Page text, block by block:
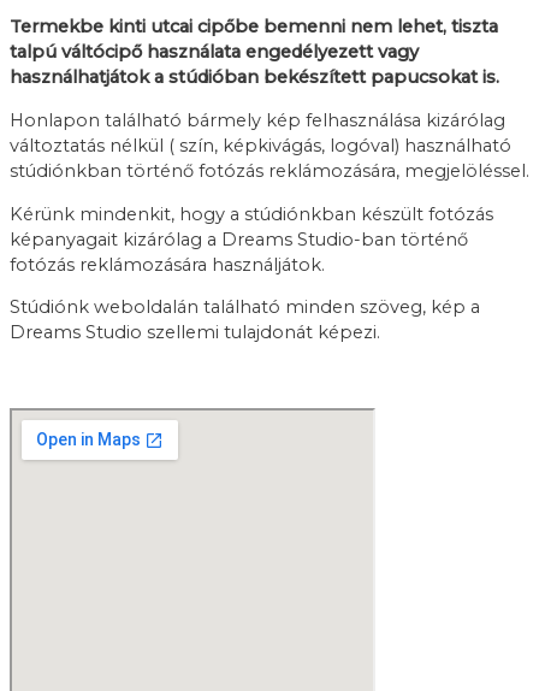
Termekbe kinti utcai cipőbe bemenni nem lehet, tiszta
talpú váltócipő használata engedélyezett vagy
használhatjátok a stúdióban bekészített papucsokat is.
Honlapon található bármely kép felhasználása kizárólag
változtatás nélkül ( szín, képkivágás, logóval) használható
stúdiónkban történő fotózás reklámozására, megjelöléssel.
Kérünk mindenkit, hogy a stúdiónkban készült fotózás
képanyagait kizárólag a Dreams Studio-ban történő
fotózás reklámozására használjátok.
Stúdiónk weboldalán található minden szöveg, kép a
Dreams Studio szellemi tulajdonát képezi.